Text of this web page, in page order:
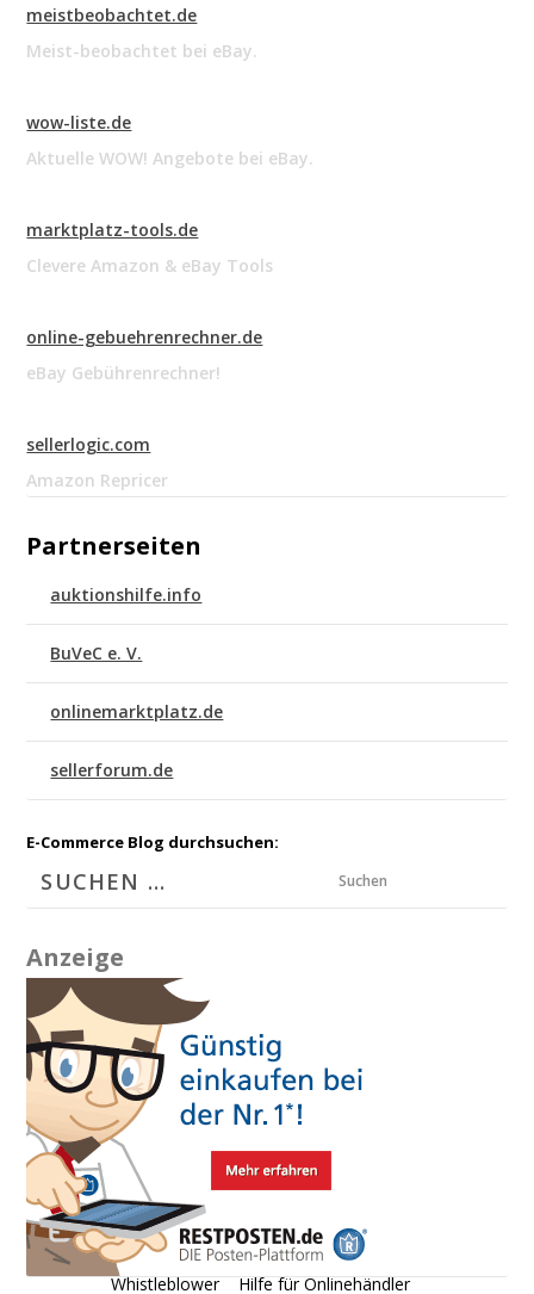
meistbeobachtet.de
Meist-beobachtet bei eBay.
wow-liste.de
Aktuelle WOW! Angebote bei eBay.
marktplatz-tools.de
Clevere Amazon & eBay Tools
online-gebuehrenrechner.de
eBay Gebührenrechner!
sellerlogic.com
Amazon Repricer
Partnerseiten
auktionshilfe.info
BuVeC e. V.
onlinemarktplatz.de
sellerforum.de
E-Commerce Blog durchsuchen:
Suchen
Anzeige
Whistleblower Hilfe für Onlinehändler